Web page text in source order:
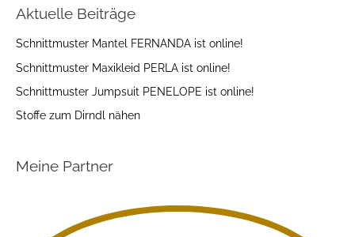
Aktuelle Beiträge
Schnittmuster Mantel FERNANDA ist online!
Schnittmuster Maxikleid PERLA ist online!
Schnittmuster Jumpsuit PENELOPE ist online!
Stoffe zum Dirndl nähen
Meine Partner